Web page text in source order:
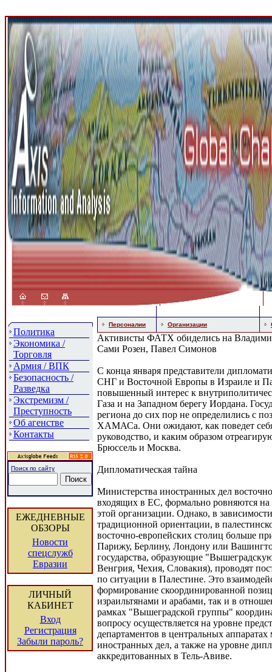
Политика
Экономика /
Торговля
Армия / ВПК
Безопасность /
Разведка
Экстремизм /
Преступность
Об агенстве
Контакты
Поиск по сайту
ЕЖЕДНЕВНЫЕ
ОБЗОРЫ
Новости
спецслужб
Евразии
ЛИЧНЫЙ
КАБИНЕТ
Вход
Регистрация
Забыли пароль?
Персоналии Организации
Активисты ФАТХ обиделись на
Сами Розен, Павел Симонов
С конца января представители
СНГ и Восточной Европы в Израиле и
повышенный интерес к
Газа и на Западном берегу Иордана.
региона до сих пор не определились с
ХАМАСа. Они ожидают, как поведет себя
руководство, и каким образом
Брюссель и Москва.
Дипломатическая тайна
Министерства иностранных дел
входящих в ЕС, формально ровняются
этой организации. Однако, в
традиционной ориентации, в
восточно-европейских столиц больше
Парижу, Берлину, Лондону или
государства, образующие
Венгрия, Чехия, Словакия), проводят
по ситуации в Палестине. Это
формирование скоординированной
израильтянами и арабами, так и в
рамках "Вышеградской группы"
вопросу осуществляется на уровне
департаментов в центральных аппаратах
иностранных дел, а также на уровне
аккредитованных в Тель-Авиве.